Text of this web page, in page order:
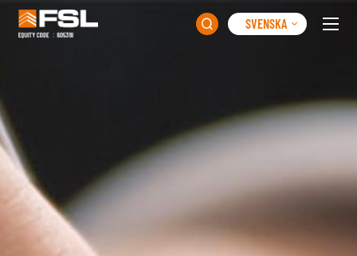
 SVENSKA